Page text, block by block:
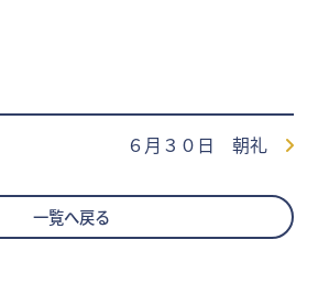
６月３０日 朝礼
一覧へ戻る